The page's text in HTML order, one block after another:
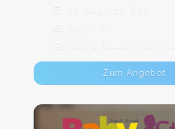
10. Aug - 28. Sep
99,00 €
Max. 8 TeilnehmerInnen
Zum Angebot